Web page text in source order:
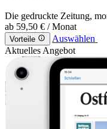
Die gedruckte Zeitung,
ab 59,50 € / Monat
Vorteile
Auswählen
Aktuelles Angebot